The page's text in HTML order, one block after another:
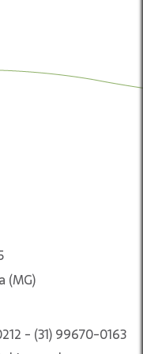
(MG)
- (31) 99670-0163